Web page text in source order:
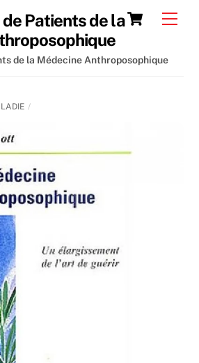
Cart
de la Médecine Anthroposophique